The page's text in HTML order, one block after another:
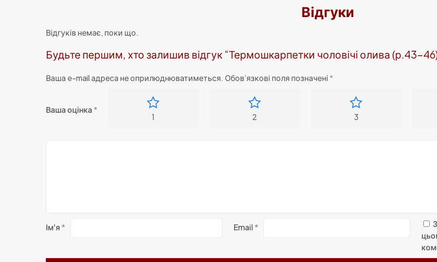
Відгуки
Відгуків немає, поки що.
Будьте першим, хто залишив відгук “Термошкарпетки чоловічі олива (р.43-
Ваша e-mail адреса не оприлюднюватиметься. Обов’язкові поля позначені*
Ваша оцінка*
1 2 3
Ім'я* Email*